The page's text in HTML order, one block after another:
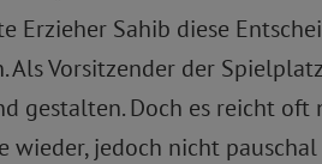
Sahib diese
Vorsitzender der
gestalten. Doch es reicht
wieder, jedoch nicht